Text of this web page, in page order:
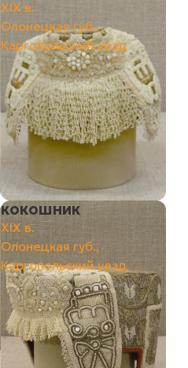
ХIХ в.
Олонецкая губ.,
Каргопольский уезд
кокошник
ХIХ в.
Олонецкая губ.,
Каргопольский уезд